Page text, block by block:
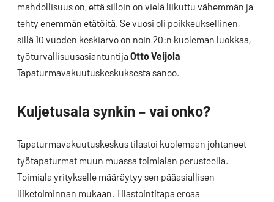
mahdollisuus on, että silloin on vielä liikuttu vähemmän ja
tehty enemmän etätöitä. Se vuosi oli poikkeuksellinen,
sillä 10 vuoden keskiarvo on noin 20:n kuoleman luokkaa,
työturvallisuusasiantuntija Otto Veijola
Tapaturmavakuutuskeskuksesta sanoo.
Kuljetusala synkin – vai onko?
Tapaturmavakuutuskeskus tilastoi kuolemaan johtaneet
työtapaturmat muun muassa toimialan perusteella.
Toimiala yritykselle määräytyy sen pääasiallisen
liiketoiminnan mukaan. Tilastointitapa eroaa